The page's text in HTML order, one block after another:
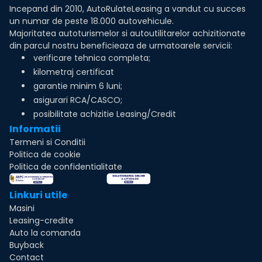
Incepand din 2010, AutoRulateLeasing a vandut cu succes
un numar de peste 18.000 autovehicule.
Majoritatea autoturismelor si autoutilitarelor achizitionate
din parcul nostru beneficieaza de urmatoarele servicii:
verificare tehnica completa;
kilometraj certificat
garantie minim 6 luni;
asigurari RCA/CASCO;
posibilitate achizitie Leasing/Credit
Informatii
Termeni si Conditii
Politica de cookie
Politica de confidentialitate
Linkuri utile
Masini
Leasing-credite
Auto la comanda
Buyback
Contact